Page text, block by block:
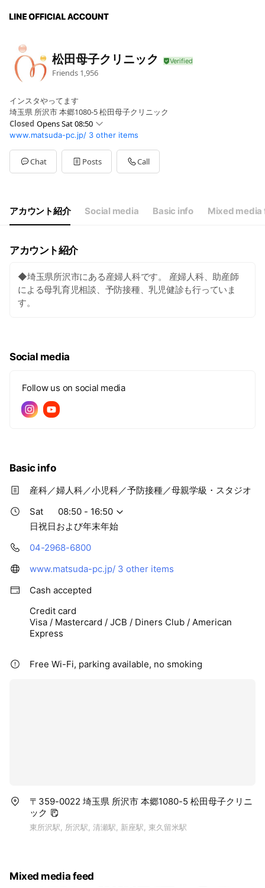
松田母子クリニック
Friends 1,956
インスタやってます
埼玉県 所沢市 本郷1080-5 松田母子クリニック
Closed Opens Sat 08:50
SunClosed
Mon08:50 - 16:50
Tue08:50 - 16:50
Wed08:50 - 16:50
08:50 - 16:50
日祝日および年末年始
www.matsuda-pc.jp/ 3 other items
Chat Posts Call
アカウント紹介 Social media Basic info Mixed media
アカウント紹介
◆埼玉県所沢市にある産婦人科です。 産婦人科、助産師
による母乳育児相談、予防接種、乳児健診も行っていま
す。
Social media
Follow us on social media
Basic info
産科／婦人科／小児科／予防接種／母親学級・スタジオ
Sat
08:50 - 16:50
日祝日および年末年始
04-2968-6800
www.matsuda-pc.jp/ 3 other items
Cash accepted
Credit card
Visa / Mastercard / JCB / Diners Club / American
Express
Free Wi-Fi, parking available, no smoking
〒359-0022 埼玉県 所沢市 本郷1080-5 松田母子クリニ
ック
東所沢駅, 所沢駅, 清瀬駅, 新座駅, 東久留米駅
Mixed media feed